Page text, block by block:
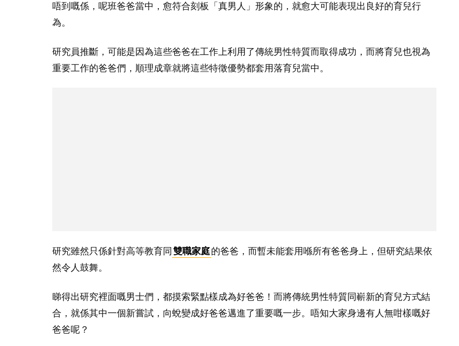
唔到嘅係，呢班爸爸當中，愈符合刻板「真男人」形象的，就愈大可能表現出良好的育兒行
為。
研究員推斷，可能是因為這些爸爸在工作上利用了傳統男性特質而取得成功，而將育兒也視為
重要工作的爸爸們，順理成章就將這些特徵優勢都套用落育兒當中。
研究雖然只係針對高等教育同 雙職家庭的爸爸，而暫未能套用喺所有爸爸身上，但研究結果依
然令人鼓舞。
睇得出研究裡面嘅男士們，都摸索緊點樣成為好爸爸！而將傳統男性特質同嶄新的育兒方式結
合，就係其中一個新嘗試，向蛻變成好爸爸邁進了重要嘅一步。唔知大家身邊有人無咁樣嘅好
爸爸呢？